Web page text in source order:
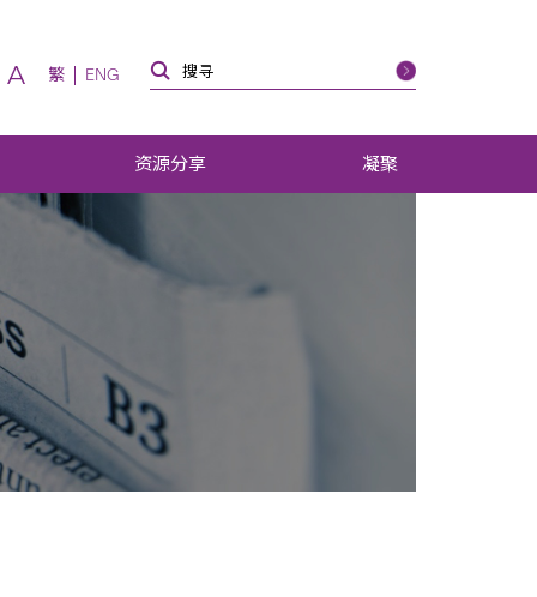
A 繁 ENG
资源分享 凝聚